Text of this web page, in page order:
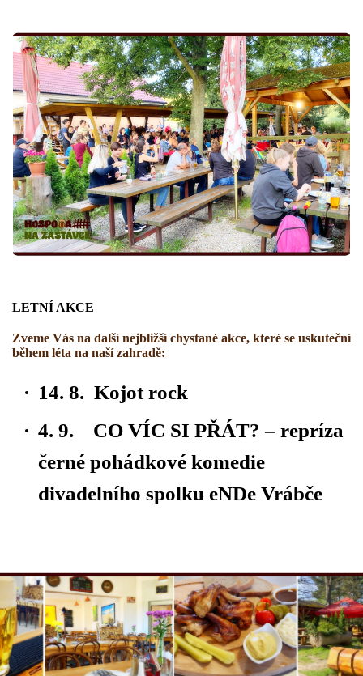
LETNÍ AKCE
Zveme Vás na další nejbližší chystané akce, které se uskuteční
během léta na naší zahradě:
14. 8. Kojot rock
4. 9. CO VÍC SI PŘÁT? – repríza
černé pohádkové komedie
divadelního spolku eNDe Vrábče